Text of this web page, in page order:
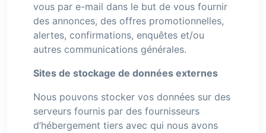
vous par e-mail dans le but de vous fournir
des annonces, des offres promotionnelles,
alertes, confirmations, enquêtes et/ou
autres communications générales.
Sites de stockage de données externes
Nous pouvons stocker vos données sur des
serveurs fournis par des fournisseurs
d’hébergement tiers avec qui nous avons